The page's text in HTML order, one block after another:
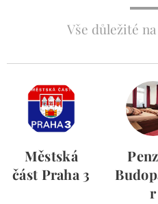
Vše důležité
Městská
část Praha 3
r